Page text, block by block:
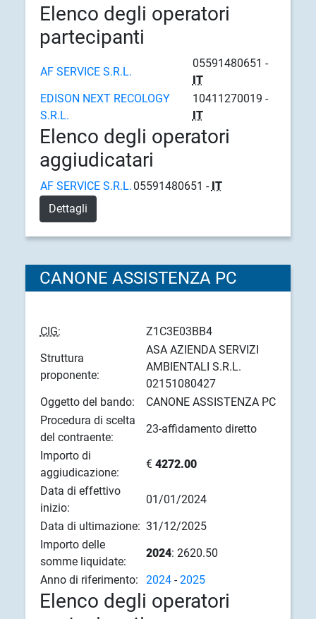
Elenco degli operatori
partecipanti
AF SERVICE S.R.L.
05591480651 -
IT
EDISON NEXT RECOLOGY
S.R.L.
10411270019 -
IT
Elenco degli operatori
aggiudicatari
AF SERVICE S.R.L. 05591480651 - IT
Dettagli
CANONE ASSISTENZA PC
CIG:
Z1C3E03BB4
Struttura
proponente:
ASA AZIENDA SERVIZI
AMBIENTALI S.R.L.
02151080427
Oggetto del bando:
CANONE ASSISTENZA PC
Procedura di scelta
del contraente:
23-affidamento diretto
Importo di
aggiudicazione:
€ 4272.00
Data di effettivo
inizio:
01/01/2024
Data di ultimazione: 31/12/2025
Importo delle
somme liquidate:
2024: 2620.50
Anno di riferimento:
2024-2025
Elenco degli operatori